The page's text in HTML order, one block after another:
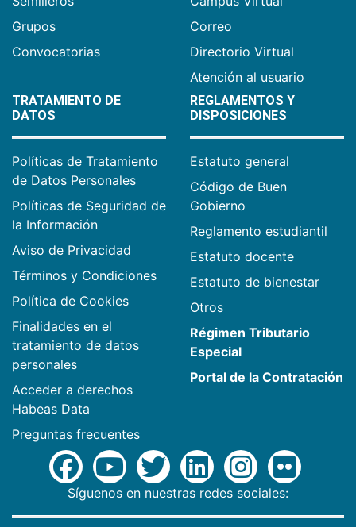
Grupos
Convocatorias
Correo
Directorio Virtual
Atención al usuario
TRATAMIENTO DE
DATOS
Políticas de Tratamiento
de Datos Personales
Políticas de Seguridad de
la Información
Aviso de Privacidad
Términos y Condiciones
Política de Cookies
Finalidades en el
tratamiento de datos
personales
Acceder a derechos
Habeas Data
Preguntas frecuentes
REGLAMENTOS Y
DISPOSICIONES
Estatuto general
Código de Buen
Gobierno
Reglamento estudiantil
Estatuto docente
Estatuto de bienestar
Otros
Régimen Tributario
Especial
Portal de la Contratación
Síguenos en nuestras redes sociales: